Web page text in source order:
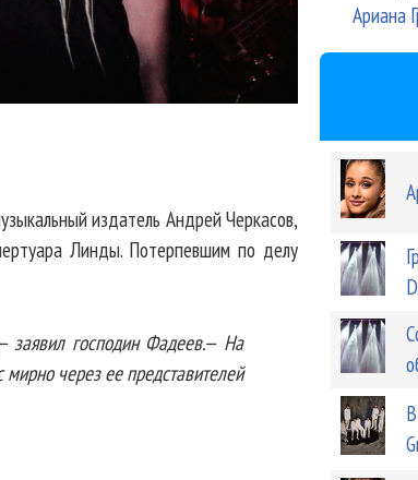
издатель Андрей Черкасов,
Линды. Потерпевшим по делу
заявил господин Фадеев.— На
мирно через ее представителей
Ариана